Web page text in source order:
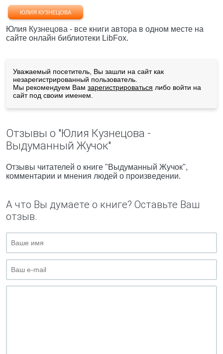
ЮЛИЯ КУЗНЕЦОВА
Юлия Кузнецова - все книги автора в одном месте на
сайте онлайн библиотеки LibFox.
Уважаемый посетитель, Вы зашли на сайт как
незарегистрированный пользователь.
Мы рекомендуем Вам зарегистрироваться либо войти на
сайт под своим именем.
Отзывы о "Юлия Кузнецова -
Выдуманный Жучок"
Отзывы читателей о книге "Выдуманный Жучок",
комментарии и мнения людей о произведении.
А что Вы думаете о книге? Оставьте Ваш
отзыв.